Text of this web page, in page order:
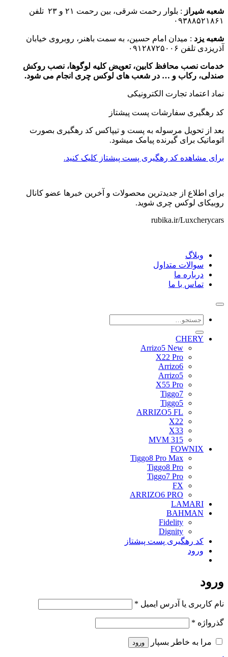
شعبه شیراز
: بلوار رحمت شرقی، بین رحمت ۲۱ و ۲۳ تلفن
۰۹۳۸۸۵۲۱۸۶۱
شعبه یزد : میدان امام حسین، به سمت باهنر، روبروی خیابان
آذریزدی تلفن ۰۹۱۲۸۷۲۵۰۰۶
خدمات نصب محافظ کابین، تعویض کلیه لوگوها، نصب روکش
صندلی، رکاب و … در شعب های لوکس چری انجام می شود.
نماد اعتماد تجارت الكترونیكی
کد رهگیری سفارشات پست پیشتاز
بعد از تحویل مرسوله به پست و تیپاکس کد رهگیری بصورت
اتوماتیک برای گیرنده پیامک میشود.
برای مشاهده کد رهگیری پست پیشتاز کلیک کنید.
برای اطلاع از جدیدترین محصولات و آخرین خبرها عضو کانال
روبیکای لوکس چری شوید.
rubika.ir/Luxcherycars
وبلاگ
سوالات متداول
درباره ما
تماس با ما
جستجو
CHERY
Arrizo5 New
X22 Pro
Arrizo6
Arrizo5
X55 Pro
Tiggo7
Tiggo5
ARRIZO5 FL
X22
X33
MVM 315
FOWNIX
Tiggo8 Pro Max
Tiggo8 Pro
Tiggo7 Pro
FX
ARRIZO6 PRO
LAMARI
BAHMAN
Fidelity
Dignity
کد رهگیری پست پیشتاز
ورود
ورود
نام کاربری یا آدرس ایمیل *
گذرواژه *
مرا به خاطر بسپار ورود